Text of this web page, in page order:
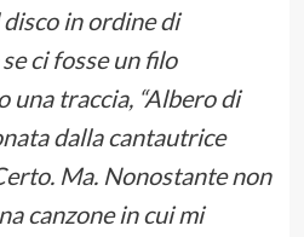
in ordine di
ci fosse un filo
traccia, “Albero di
dalla cantautrice
Ma. Nonostante non
canzone in cui mi